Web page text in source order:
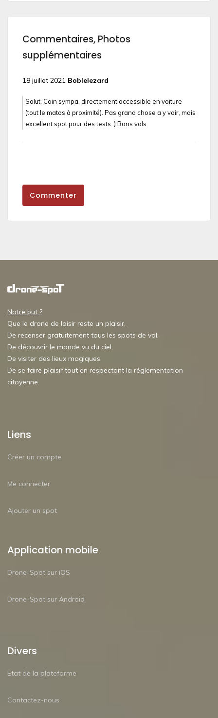
Commentaires, Photos
supplémentaires
18 juillet 2021 Boblelezard
Salut, Coin sympa, directement accessible en voiture
(tout le matos à proximité). Pas grand chose a y voir, mais
excellent spot pour des tests :) Bons vols
Commenter
Notre but ?
Que le drone de loisir reste un plaisir,
De recenser gratuitement tous les spots de vol,
De découvrir le monde vu du ciel,
De visiter des lieux magiques,
De se faire plaisir tout en respectant la réglementation
citoyenne.
Liens
Créer un compte
Me connecter
Ajouter un spot
Application mobile
Drone-Spot sur iOS
Drone-Spot sur Android
Divers
Etat de la plateforme
Contactez-nous